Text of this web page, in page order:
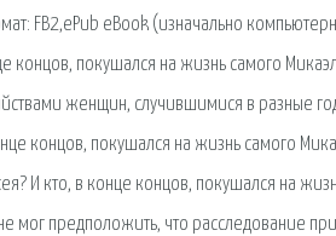
FB2,ePub eBook (изначально
концов, покушался на жизнь самого
женщин, случившимися в разные
концов, покушался на жизнь самого
И кто, в конце концов, покушался на
мог предположить, что расследование